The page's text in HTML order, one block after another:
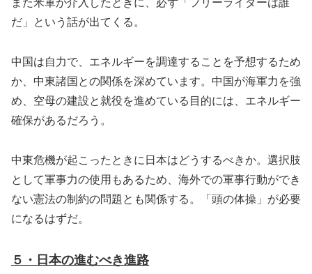
また米軍が介入したときに、必ず「フリーライダーは誰
だ」という話が出てくる。
中国は自力で、エネルギーを調達することを予想するため
か、中東諸国との関係を深めています。中国が海軍力を強
め、空母の建設と就役を進めている目的には、エネルギー
確保があるだろう。
中東危機が起こったときに日本はどうするべきか。選択肢
として軍事力の使用もあるため、海外での軍事行動ができ
ない憲法の制約の問題とも関係する。「頭の体操」が必要
になるはずだ。
５・日本の進むべき進路